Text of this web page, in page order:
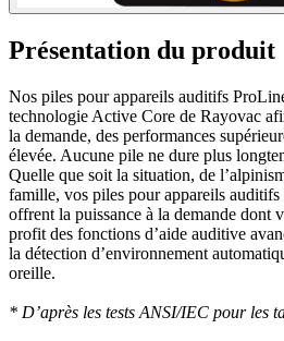
Présentation du produit
Nos piles pour appareils auditifs
technologie Active Core de Rayovac
la demande, des performances
élevée. Aucune pile ne dure plus
Quelle que soit la situation, de
famille, vos piles pour appareils
offrent la puissance à la demande dont
profit des fonctions d’aide auditive
la détection d’environnement
oreille.
* D’après les tests ANSI/IEC pour les